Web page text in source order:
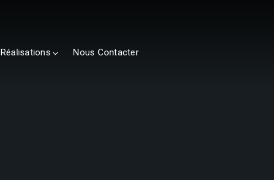
Réalisations Nous Contacter